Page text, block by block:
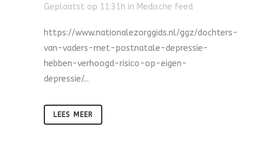
Geplaatst op 11:31h in Medische feed
https://www.nationalezorggids.nl/ggz/dochters-
van-vaders-met-postnatale-depressie-
hebben-verhoogd-risico-op-eigen-
depressie/...
LEES MEER